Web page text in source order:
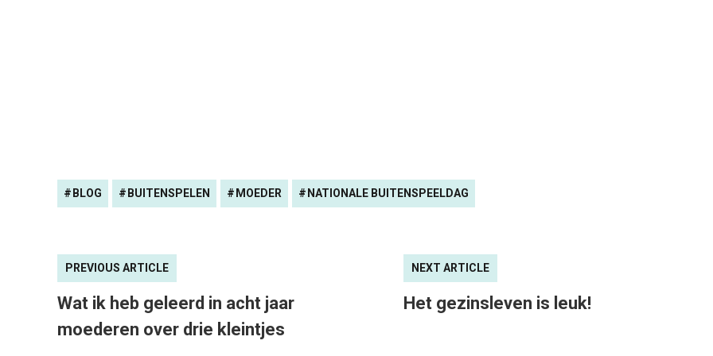
BLOG BUITENSPELEN MOEDER NATIONALE BUITENSPEELDAG
PREVIOUS ARTICLE
Wat ik heb geleerd in acht jaar
moederen over drie kleintjes
NEXT ARTICLE
Het gezinsleven is leuk!